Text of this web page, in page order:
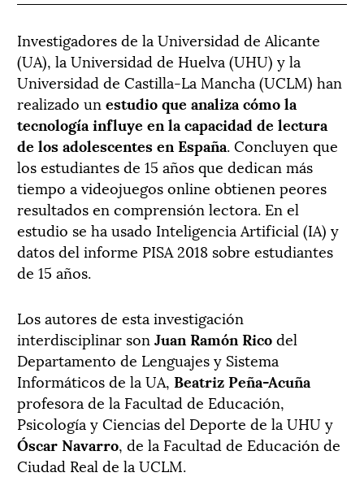
Investigadores de la Universidad de Alicante
(UA), la Universidad de Huelva (UHU) y la
Universidad de Castilla-La Mancha (UCLM) han
realizado un estudio que analiza cómo la
tecnología influye en la capacidad de lectura
de los adolescentes en España. Concluyen que
los estudiantes de 15 años que dedican más
tiempo a videojuegos online obtienen peores
resultados en comprensión lectora. En el
estudio se ha usado Inteligencia Artificial (IA) y
datos del informe PISA 2018 sobre estudiantes
de 15 años.
Los autores de esta investigación
interdisciplinar son Juan Ramón Ricodel
Departamento de Lenguajes y Sistema
Informáticos de la UA, Beatriz Peña-Acuña
profesora de la Facultad de Educación,
Psicología y Ciencias del Deporte de la UHU y
Óscar Navarro, de la Facultad de Educación de
Ciudad Real de la UCLM.